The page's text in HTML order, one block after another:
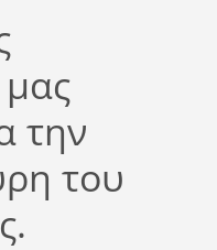
την
του